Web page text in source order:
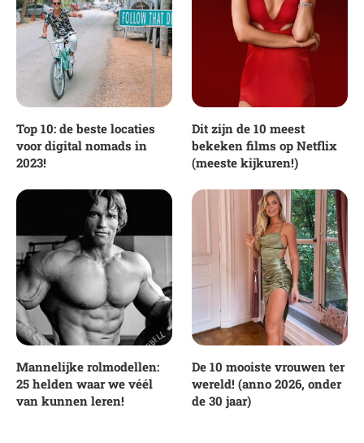
Top 10: de beste locaties
voor digital nomads in
2023!
Dit zijn de 10 meest
bekeken films op Netflix
(meeste kijkuren!)
Mannelijke rolmodellen:
25 helden waar we véél
van kunnen leren!
De 10 mooiste vrouwen ter
wereld! (anno 2026, onder
de 30 jaar)